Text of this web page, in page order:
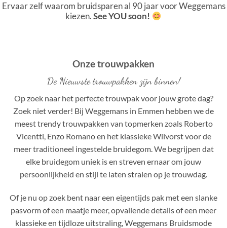
Ervaar zelf waarom bruidsparen al 90 jaar voor Weggemans
kiezen.See YOU soon!
Onze trouwpakken
De Nieuwste trouwpakken zijn binnen!
Op zoek naar het perfecte trouwpak voor jouw grote dag?
Zoek niet verder! Bij Weggemans in Emmen hebben we de
meest trendy trouwpakken van topmerken zoals Roberto
Vicentti, Enzo Romano en het klassieke Wilvorst voor de
meer traditioneel ingestelde bruidegom. We begrijpen dat
elke bruidegom uniek is en streven ernaar om jouw
persoonlijkheid en stijl te laten stralen op je trouwdag.
Of je nu op zoek bent naar een eigentijds pak met een slanke
pasvorm of een maatje meer, opvallende details of een meer
klassieke en tijdloze uitstraling, Weggemans Bruidsmode